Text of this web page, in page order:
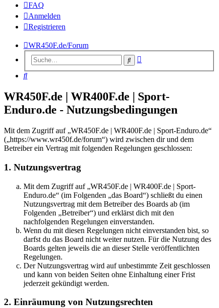
FAQ
Anmelden
Registrieren
WR450F.de/Forum
Suche
Suche
WR450F.de | WR400F.de | Sport-
Enduro.de - Nutzungsbedingungen
Mit dem Zugriff auf „WR450F.de | WR400F.de | Sport-Enduro.de“
(„https://www.wr450f.de/forum“) wird zwischen dir und dem
Betreiber ein Vertrag mit folgenden Regelungen geschlossen:
1. Nutzungsvertrag
Mit dem Zugriff auf „WR450F.de | WR400F.de | Sport-
Enduro.de“ (im Folgenden „das Board“) schließt du einen
Nutzungsvertrag mit dem Betreiber des Boards ab (im
Folgenden „Betreiber“) und erklärst dich mit den
nachfolgenden Regelungen einverstanden.
Wenn du mit diesen Regelungen nicht einverstanden bist, so
darfst du das Board nicht weiter nutzen. Für die Nutzung des
Boards gelten jeweils die an dieser Stelle veröffentlichten
Regelungen.
Der Nutzungsvertrag wird auf unbestimmte Zeit geschlossen
und kann von beiden Seiten ohne Einhaltung einer Frist
jederzeit gekündigt werden.
2. Einräumung von Nutzungsrechten